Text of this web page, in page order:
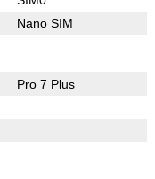
Nano SIM
Pro 7 Plus